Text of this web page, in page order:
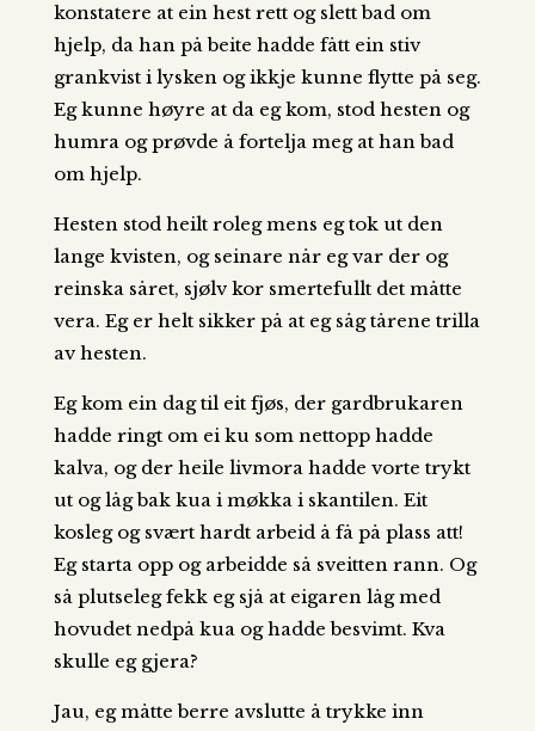
konstatere at ein hest rett og slett bad om
hjelp, da han på beite hadde fått ein stiv
grankvist i lysken og ikkje kunne flytte på seg.
Eg kunne høyre at da eg kom, stod hesten og
humra og prøvde å fortelja meg at han bad
om hjelp.
Hesten stod heilt roleg mens eg tok ut den
lange kvisten, og seinare når eg var der og
reinska såret, sjølv kor smertefullt det måtte
vera. Eg er helt sikker på at eg såg tårene trilla
av hesten.
Eg kom ein dag til eit fjøs, der gardbrukaren
hadde ringt om ei ku som nettopp hadde
kalva, og der heile livmora hadde vorte trykt
ut og låg bak kua i møkka i skantilen. Eit
kosleg og svært hardt arbeid å få på plass att!
Eg starta opp og arbeidde så sveitten rann. Og
så plutseleg fekk eg sjå at eigaren låg med
hovudet nedpå kua og hadde besvimt. Kva
skulle eg gjera?
Jau, eg måtte berre avslutte å trykke inn